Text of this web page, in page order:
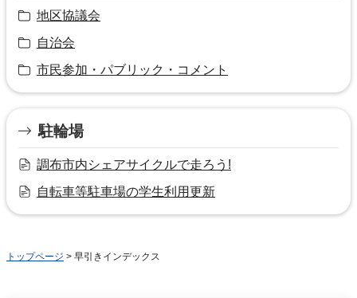
地区協議会
自治会
市民参加・パブリック・コメント
駐輪場
調布市内シェアサイクルで走ろう!
自転車等駐車場の学生利用更新
トップページ > 早引きインデックス